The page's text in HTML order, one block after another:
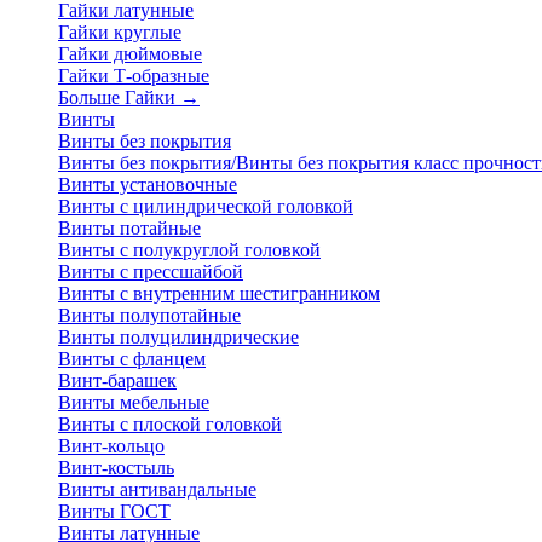
Гайки латунные
Гайки круглые
Гайки дюймовые
Гайки Т-образные
Больше Гайки →
Винты
Винты без покрытия
Винты без покрытия/Винты без покрытия класс
Винты установочные
Винты с цилиндрической головкой
Винты потайные
Винты с полукруглой головкой
Винты с прессшайбой
Винты с внутренним шестигранником
Винты полупотайные
Винты полуцилиндрические
Винты с фланцем
Винт-барашек
Винты мебельные
Винты с плоской головкой
Винт-кольцо
Винт-костыль
Винты антивандальные
Винты ГОСТ
Винты латунные